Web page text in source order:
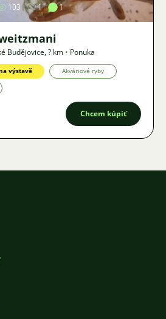
103 1 1
Budějovice,? km • Ponuka
výstavě Akváriové ryby
Chcem kúpiť